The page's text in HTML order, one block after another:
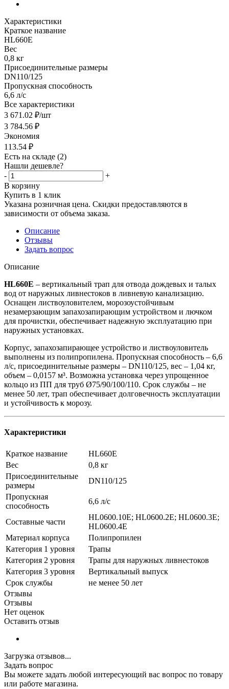
Характеристики
Краткое название
HL660E
Вес
0,8 кг
Присоединительные размеры
DN110/125
Пропускная способность
6,6 л/с
Все характеристики
3 671.02 ₽/шт
3 784.56 ₽
Экономия
113.54 ₽
Есть на складе (2)
Нашли дешевле?
-
+
В корзину
Купить в 1 клик
Указана розничная цена. Скидки предоставляются в
зависимости от объема заказа.
Описание
Отзывы
Задать вопрос
Описание
HL660E – вертикальный трап для отвода дождевых и талых
вод от наружных ливнестоков в ливневую канализацию.
Оснащен листвоуловителем, морозоустойчивым
незамерзающим запахозапирающим устройством и лючком
для прочистки, обеспечивает надежную эксплуатацию при
наружных установках.
Корпус, запахозапирающее устройство и листвоуловитель
выполнены из полипропилена. Пропускная способность – 6,6
л/с, присоединительные размеры – DN110/125, вес – 1,04 кг,
объем – 0,0157 м³. Возможна установка через упрощенное
кольцо из ПП для труб Ø75/90/100/110. Срок службы – не
менее 50 лет, трап обеспечивает долговечность эксплуатации
и устойчивость к морозу.
Характеристики
Краткое название
HL660E
Вес
0,8 кг
Присоединительные
размеры
DN110/125
Пропускная
способность
6,6 л/с
Составные части
HL0600.10E; HL0600.2E; HL0600.3E;
HL0600.4E
Материал корпуса
Полипропилен
Категория 1 уровня
Трапы
Категория 2 уровня
Трапы для наружных ливнестоков
Категория 3 уровня
Вертикальный выпуск
Срок службы
не менее 50 лет
Отзывы
Отзывы
Нет оценок
Оставить отзыв
Загрузка отзывов...
Задать вопрос
Вы можете задать любой интересующий вас вопрос по товару
или работе магазина.